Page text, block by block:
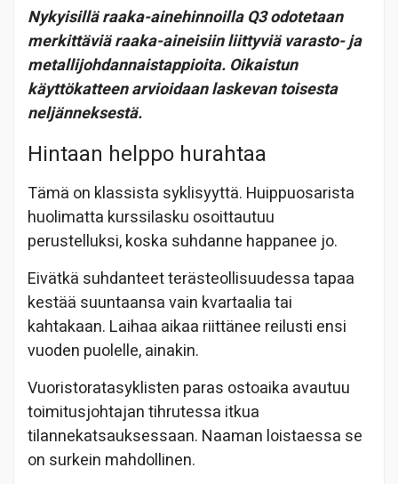
Nykyisillä raaka-ainehinnoilla Q3 odotetaan
merkittäviä raaka-aineisiin liittyviä varasto- ja
metallijohdannaistappioita. Oikaistun
käyttökatteen arvioidaan laskevan toisesta
neljänneksestä.
Hintaan helppo hurahtaa
Tämä on klassista syklisyyttä. Huippuosarista
huolimatta kurssilasku osoittautuu
perustelluksi, koska suhdanne happanee jo.
Eivätkä suhdanteet terästeollisuudessa tapaa
kestää suuntaansa vain kvartaalia tai
kahtakaan. Laihaa aikaa riittänee reilusti ensi
vuoden puolelle, ainakin.
Vuoristoratasyklisten paras ostoaika avautuu
toimitusjohtajan tihrutessa itkua
tilannekatsauksessaan. Naaman loistaessa se
on surkein mahdollinen.